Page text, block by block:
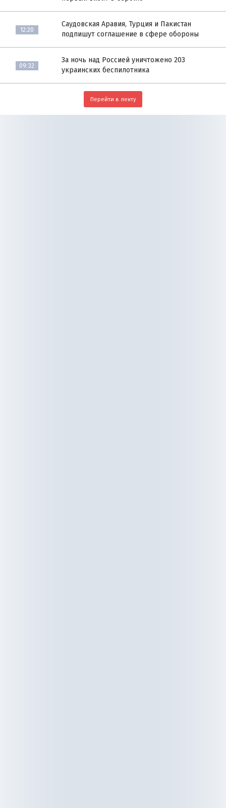
12:20
Саудовская Аравия, Турция и Пакистан
подпишут соглашение в сфере обороны
09:32
За ночь над Россией уничтожено 203
украинских беспилотника
Перейти в ленту